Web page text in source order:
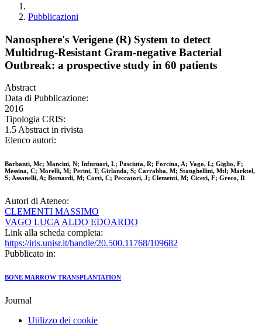
Pubblicazioni
Nanosphere's Verigene (R) System to detect
Multidrug-Resistant Gram-negative Bacterial
Outbreak: a prospective study in 60 patients
Abstract
Data di Pubblicazione:
2016
Tipologia CRIS:
1.5 Abstract in rivista
Elenco autori:
Barbanti, Mc; Mancini, N; Infurnari, L; Pasciuta, R; Forcina, A; Vago, L; Giglio, F;
Messina, C; Morelli, M; Perini, T; Girlanda, S; Carrabba, M; Stanghellini, Mtl; Marktel,
S; Assanelli, A; Bernardi, M; Corti, C; Peccatori, J; Clementi, M; Ciceri, F; Greco, R
Autori di Ateneo:
CLEMENTI MASSIMO
VAGO LUCA ALDO EDOARDO
Link alla scheda completa:
https://iris.unisr.it/handle/20.500.11768/109682
Pubblicato in:
BONE MARROW TRANSPLANTATION
Journal
Utilizzo dei cookie